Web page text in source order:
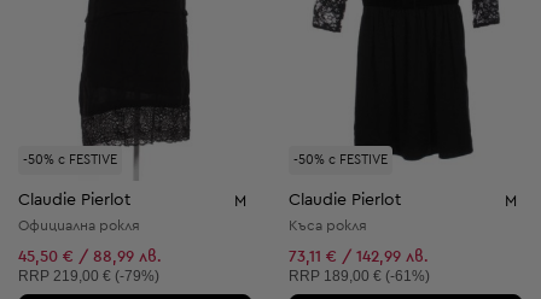
-50% с FESTIVE
Claudie Pierlot M
Официална рокля
45,50 € / 88,99 лв.
Препоръчителна цена:
RRP 219,00 € (-79%)
-50% с FESTIVE
Claudie Pierlot M
Къса рокля
73,11 € / 142,99 лв.
Препоръчителна цена:
RRP 189,00 € (-61%)